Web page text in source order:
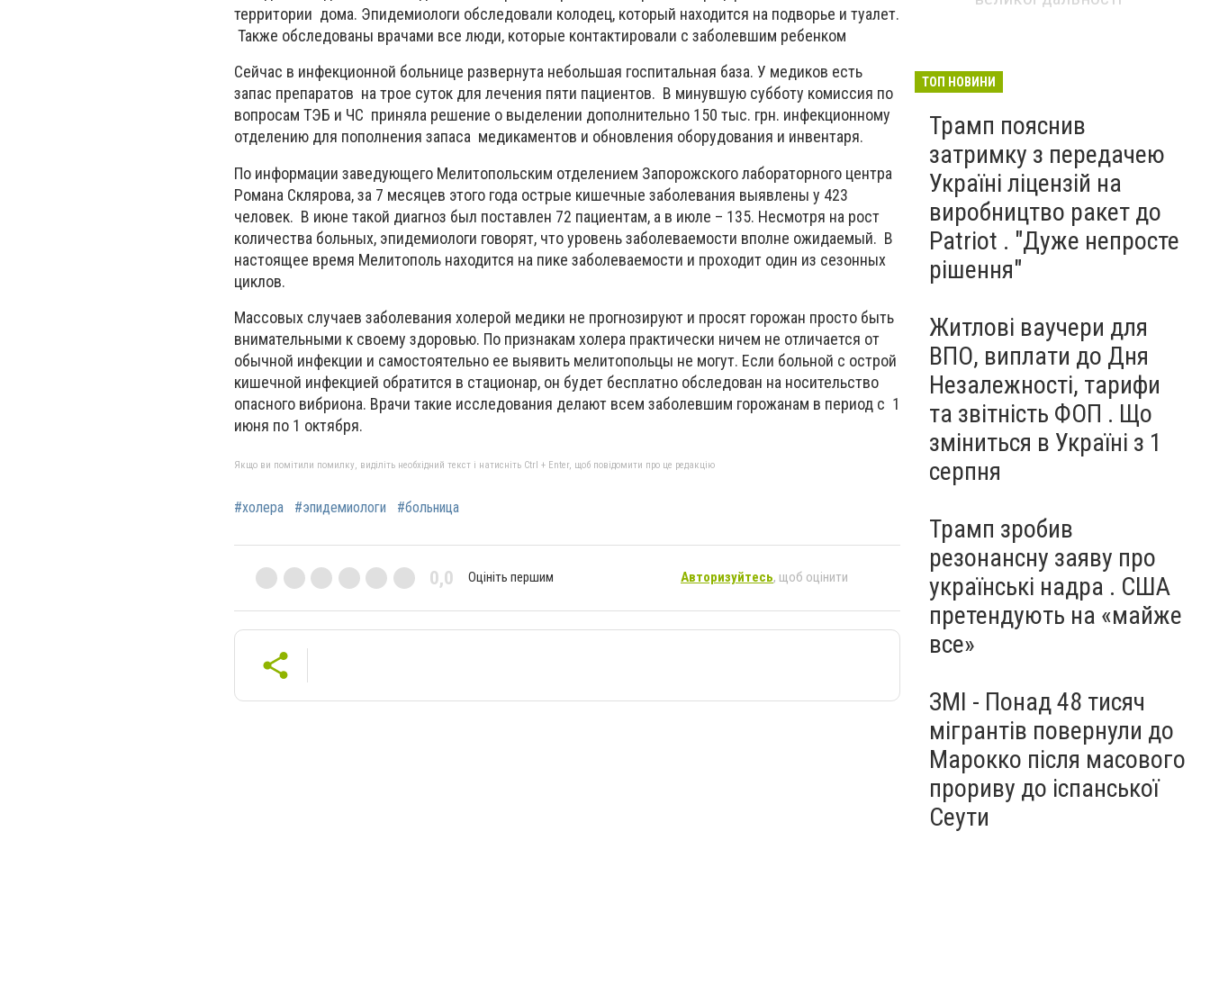
территории дома. Эпидемиологи обследовали колодец, который находится на подворье и туалет.
Также обследованы врачами все люди, которые контактировали с заболевшим ребенком
Сейчас в инфекционной больнице развернута небольшая госпитальная база. У медиков есть
запас препаратов на трое суток для лечения пяти пациентов. В минувшую субботу комиссия по
вопросам ТЭБ и ЧС приняла решение о выделении дополнительно 150 тыс. грн. инфекционному
отделению для пополнения запаса медикаментов и обновления оборудования и инвентаря.
По информации заведующего Мелитопольским отделением Запорожского лабораторного центра
Романа Склярова, за 7 месяцев этого года острые кишечные заболевания выявлены у 423
человек. В июне такой диагноз был поставлен 72 пациентам, а в июле – 135. Несмотря на рост
количества больных, эпидемиологи говорят, что уровень заболеваемости вполне ожидаемый. В
настоящее время Мелитополь находится на пике заболеваемости и проходит один из сезонных
циклов.
Массовых случаев заболевания холерой медики не прогнозируют и просят горожан просто быть
внимательными к своему здоровью. По признакам холера практически ничем не отличается от
обычной инфекции и самостоятельно ее выявить мелитопольцы не могут. Если больной с острой
кишечной инфекцией обратится в стационар, он будет бесплатно обследован на носительство
опасного вибриона. Врачи такие исследования делают всем заболевшим горожанам в период с 1
июня по 1 октября.
Якщо ви помітили помилку, виділіть необхідний текст і натисніть Ctrl + Enter, щоб повідомити про це редакцію
#холера #эпидемиологи #больница
0,0 Оцініть першим Авторизуйтесь, щоб оцінити
ТОП НОВИНИ
Трамп пояснив
затримку з передачею
Україні ліцензій на
виробництво ракет до
Patriot . "Дуже непросте
рішення"
Житлові ваучери для
ВПО, виплати до Дня
Незалежності, тарифи
та звітність ФОП . Що
зміниться в Україні з 1
серпня
Трамп зробив
резонансну заяву про
українські надра . США
претендують на «майже
все»
ЗМІ - Понад 48 тисяч
мігрантів повернули до
Марокко після масового
прориву до іспанської
Сеути